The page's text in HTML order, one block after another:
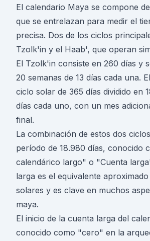
El calendario Maya se compone
que se entrelazan para medir el
precisa. Dos de los ciclos
Tzolk'in y el Haab', que operan
El Tzolk'in consiste en 260 días y
20 semanas de 13 días cada una.
ciclo solar de 365 días dividido en
días cada uno, con un mes
final.
La combinación de estos dos
período de 18.980 días, conocido
calendárico largo" o "Cuenta
larga es el equivalente
solares y es clave en muchos
maya.
El inicio de la cuenta larga del
conocido como "cero" en la